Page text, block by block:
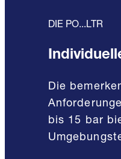
DIE PO...LTR
Die
bis 15 bar